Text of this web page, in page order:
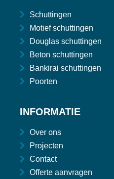
Schuttingen
Motief schuttingen
Douglas schuttingen
Beton schuttingen
Bankirai schuttingen
Poorten
INFORMATIE
Over ons
Projecten
Contact
Offerte aanvragen